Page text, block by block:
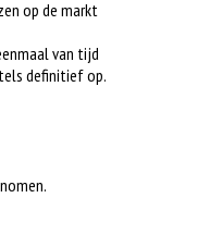
op de markt
van tijd
definitief op.